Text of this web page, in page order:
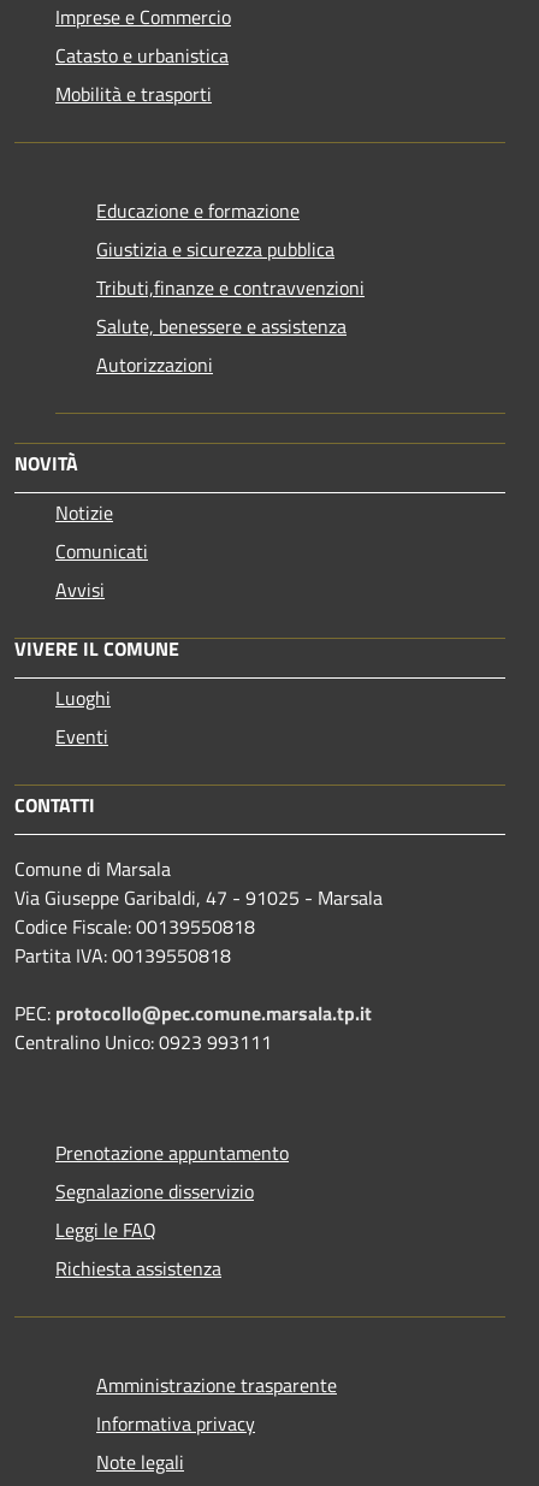
Imprese e Commercio
Catasto e urbanistica
Mobilità e trasporti
Educazione e formazione
Giustizia e sicurezza pubblica
Tributi,finanze e contravvenzioni
Salute, benessere e assistenza
Autorizzazioni
NOVITÀ
Notizie
Comunicati
Avvisi
VIVERE IL COMUNE
Luoghi
Eventi
CONTATTI
Comune di Marsala
Via Giuseppe Garibaldi, 47 - 91025 - Marsala
Codice Fiscale: 00139550818
Partita IVA: 00139550818
PEC: protocollo@pec.comune.marsala.tp.it
Centralino Unico: 0923 993111
Prenotazione appuntamento
Segnalazione disservizio
Leggi le FAQ
Richiesta assistenza
Amministrazione trasparente
Informativa privacy
Note legali